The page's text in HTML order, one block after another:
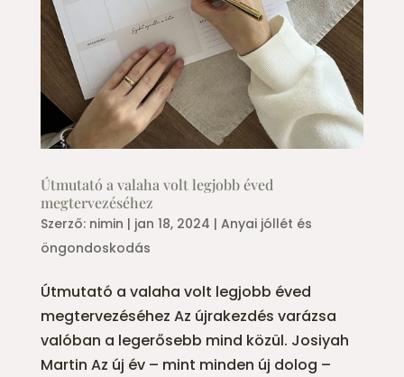
Útmutató a valaha volt legjobb éved
megtervezéséhez
Szerző: nimin | jan 18, 2024 | Anyai jóllét és
öngondoskodás
Útmutató a valaha volt legjobb éved
megtervezéséhez Az újrakezdés varázsa
valóban a legerősebb mind közül. Josiyah
Martin Az új év – mint minden új dolog –